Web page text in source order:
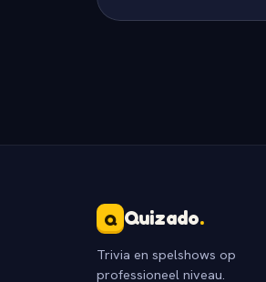
Q Quizado.
Trivia en spelshows op
professioneel niveau.